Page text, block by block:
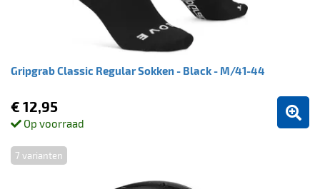
Gripgrab Classic Regular Sokken - Black - M/41-44
€ 12,95
Op voorraad
7 varianten